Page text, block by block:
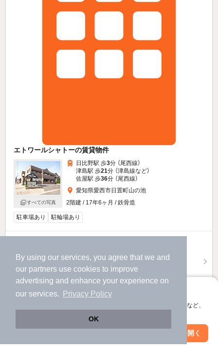
By using our services, you agree that we and
our partners use cookies to improve
advertising and enhance your experience on
our services.
Privacy Policy
OK
アプリに切り替えて、サクサクお部屋探し
会員登録なしですぐ使える。マップ検索やお気に入り保存など、
アプリを開く
エトワールシャトーの賃貸物件
すべての写真
日比野駅 歩3分 （尾西線）
津島駅 歩21分 （津島線など）
佐屋駅 歩36分 （尾西線）
愛知県愛西市日置町山の池
2階建 / 17年6ヶ月 / 鉄骨造
駐車場あり 駐輪場あり
（管理費4,000円）
敷 49,000円 礼 不要
2階 / 1LDK / 41.04㎡
エトワールシャトーのすべての部屋を見る
絞り込み条件を変更